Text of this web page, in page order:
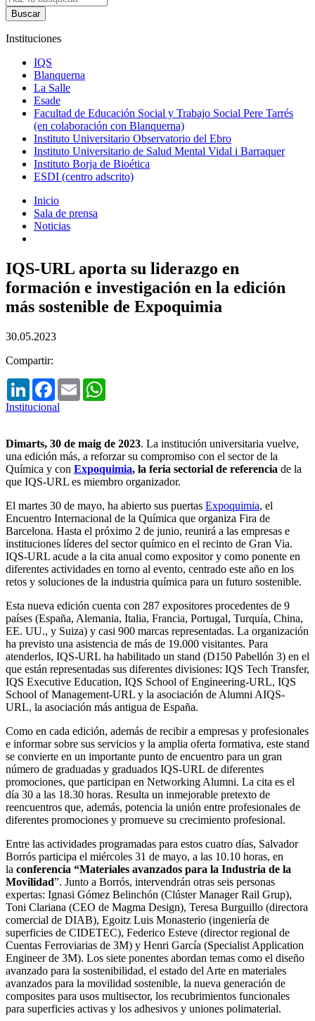
Instituciones
IQS
Blanquerna
La Salle
Esade
Facultad de Educación Social y Trabajo Social Pere Tarrés
(en colaboración con Blanquerna)
Instituto Universitario Observatorio del Ebro
Instituto Universitario de Salud Mental Vidal i Barraquer
Instituto Borja de Bioética
ESDI (centro adscrito)
Inicio
Sala de prensa
Noticias
IQS-URL aporta su liderazgo en
formación e investigación en la edición
más sostenible de Expoquimia
30.05.2023
Compartir:
LinkedInFacebook
Email
Institucional
Dimarts, 30 de maig de 2023. La institución universitaria vuelve,
una edición más, a reforzar su compromiso con el sector de la
Química y con Expoquimia, la feria sectorial de referencia de la
que IQS-URL es miembro organizador.
El martes 30 de mayo, ha abierto sus puertas Expoquimia, el
Encuentro Internacional de la Química que organiza Fira de
Barcelona. Hasta el próximo 2 de junio, reunirá a las empresas e
instituciones líderes del sector químico en el recinto de Gran Via.
IQS-URL acude a la cita anual como expositor y como ponente en
diferentes actividades en torno al evento, centrado este año en los
retos y soluciones de la industria química para un futuro sostenible.
Esta nueva edición cuenta con 287 expositores procedentes de 9
países (España, Alemania, Italia, Francia, Portugal, Turquía, China,
EE. UU., y Suiza) y casi 900 marcas representadas. La organización
ha previsto una asistencia de más de 19.000 visitantes. Para
atenderlos, IQS-URL ha habilitado un stand (D150 Pabellón 3) en el
que están representadas sus diferentes divisiones: IQS Tech Transfer,
IQS Executive Education, IQS School of Engineering-URL, IQS
School of Management-URL y la asociación de Alumni AIQS-
URL, la asociación más antigua de España.
Como en cada edición, además de recibir a empresas y profesionales
e informar sobre sus servicios y la amplia oferta formativa, este stand
se convierte en un importante punto de encuentro para un gran
número de graduadas y graduados IQS-URL de diferentes
promociones, que participan en Networking Alumni. La cita es el
día 30 a las 18.30 horas. Resulta un inmejorable pretexto de
reencuentros que, además, potencia la unión entre profesionales de
diferentes promociones y promueve su crecimiento profesional.
Entre las actividades programadas para estos cuatro días, Salvador
Borrós participa el miércoles 31 de mayo, a las 10.10 horas, en
la conferencia “Materiales avanzados para la Industria de la
Movilidad”. Junto a Borrós, intervendrán otras seis personas
expertas: Ignasi Gómez Belinchón (Clúster Manager Rail Grup),
Toni Clariana (CEO de Magma Design), Teresa Burguillo (directora
comercial de DIAB), Egoitz Luis Monasterio (ingeniería de
superficies de CIDETEC), Federico Esteve (director regional de
Cuentas Ferroviarias de 3M) y Henri García (Specialist Application
Engineer de 3M). Los siete ponentes abordan temas como el diseño
avanzado para la sostenibilidad, el estado del Arte en materiales
avanzados para la movilidad sostenible, la nueva generación de
composites para usos multisector, los recubrimientos funcionales
para superficies activas y los adhesivos y uniones polimaterial.